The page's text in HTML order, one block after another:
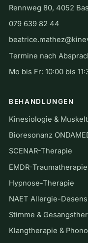
Rennweg 80, 4052
079 639 82 44
Termine nach
Mo bis Fr: 10:00 bis
BEHANDLUNGEN
Kinesiologie &
Bioresonanz
SCENAR-Therapie
EMDR-Traumatherapie
Hypnose-Therapie
NAET Allergie-
Stimme &
Klangtherapie &